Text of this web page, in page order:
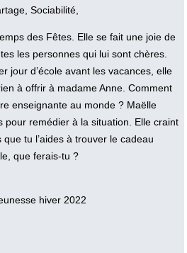
Sociabilité,
des Fêtes. Elle se fait une joie de
les personnes qui lui sont chères.
jour d’école avant les vacances, elle
à offrir à madame Anne. Comment
enseignante au monde ? Maëlle
pour remédier à la situation. Elle craint
tu l’aides à trouver le cadeau
que ferais-tu ?
hiver 2022